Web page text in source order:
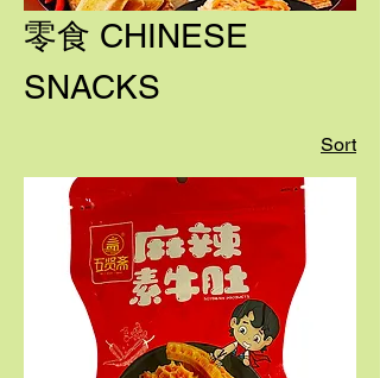
零食 CHINESE
SNACKS
Sort